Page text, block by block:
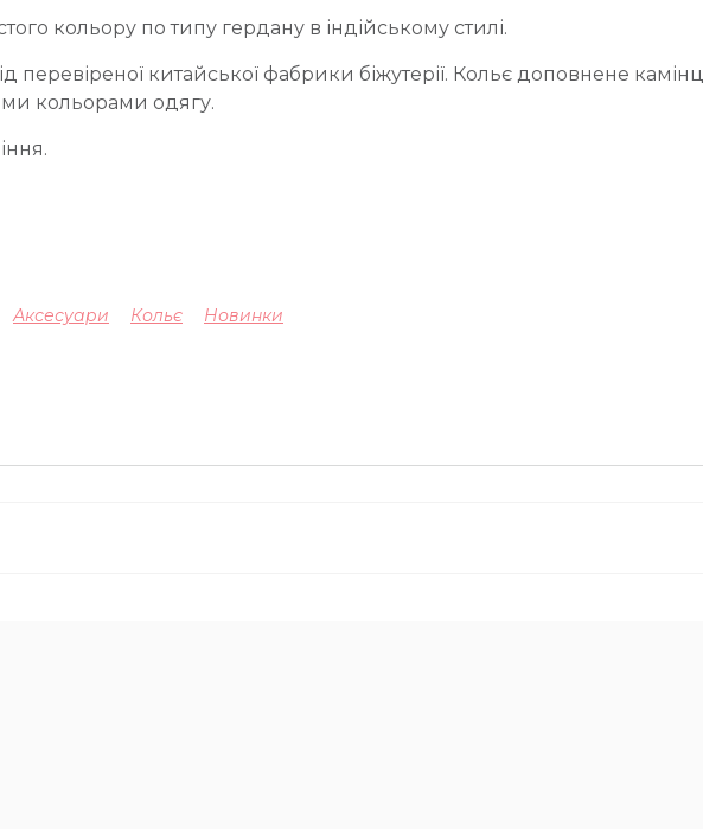
кольору по типу гердану в індійському стилі.
перевіреної китайської фабрики біжутерії. Кольє доповнене
кольорами одягу.
Аксесуари Кольє Новинки